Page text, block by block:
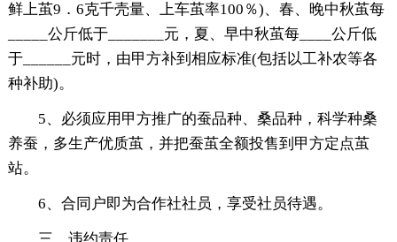
鲜上茧9．6克千壳量、上车茧率100％)、春、晚中秋茧每
_____公斤低于_______元，夏、早中秋茧每____公斤低
于______元时，由甲方补到相应标准(包括以工补农等各
种补助)。
5、必须应用甲方推广的蚕品种、桑品种，科学种桑
养蚕，多生产优质茧，并把蚕茧全额投售到甲方定点茧
站。
6、合同户即为合作社社员，享受社员待遇。